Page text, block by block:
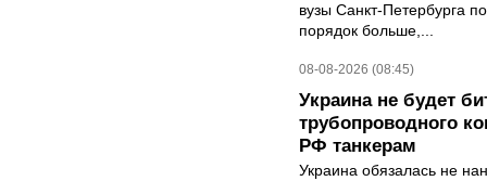
вузы Санкт-Петербурга
порядок больше,...
08-08-2026 (08:45)
Украина не будет
трубопроводного
РФ танкерам
Украина обязалась не